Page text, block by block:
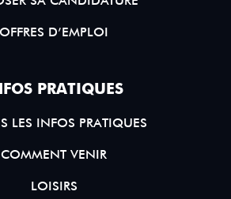
OFFRES D’EMPLOI
PRATIQUES
LES INFOS PRATIQUES
COMMENT VENIR
LOISIRS